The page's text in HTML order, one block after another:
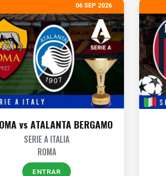
06 SEP 2026
vs ATALANTA BERGAMO
SERIE A ITALIA
ROMA
ENTRAR